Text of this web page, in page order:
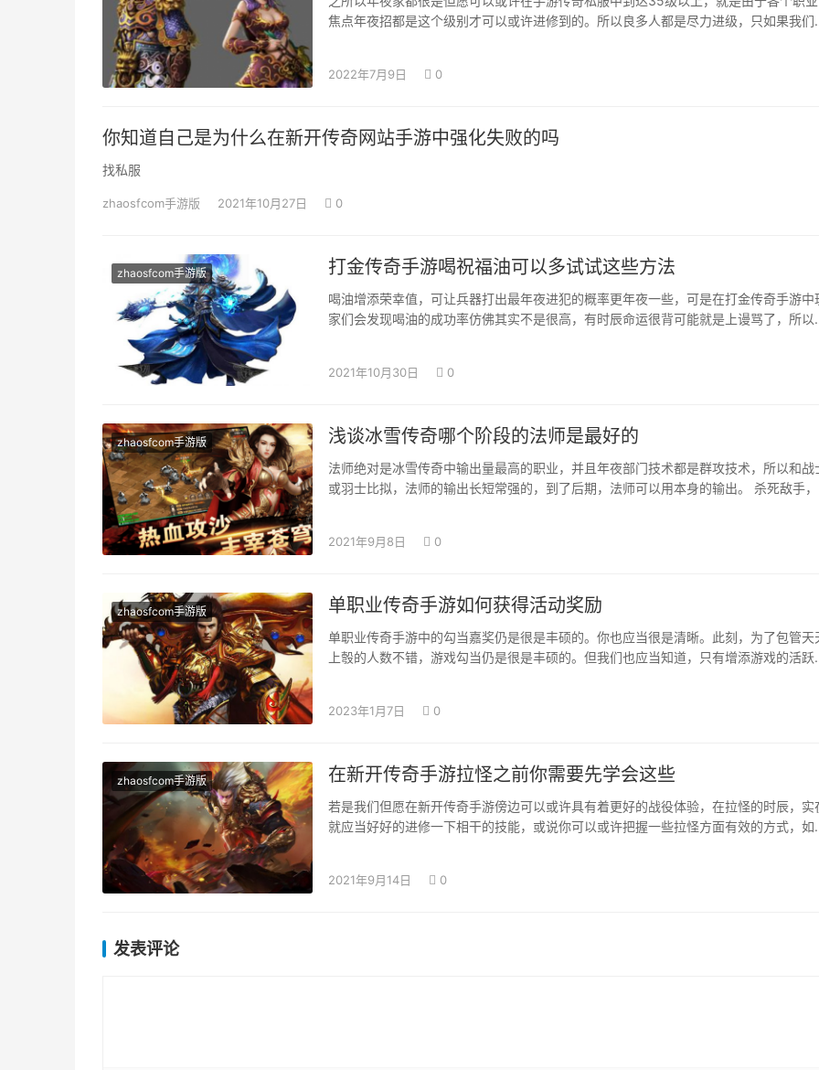
焦点年夜招都是这个级别才可以或许进修到的。所以良多人都是尽力进级，只如果我们
2022年7月9日 0
你知道自己是为什么在新开传奇网站手游中强化失败的吗
找私服
zhaosfcom手游版 2021年10月27日 0
zhaosfcom手游版 打金传奇手游喝祝福油可以多试试这些方法
喝油增添荣幸值，可让兵器打出最年夜进犯的概率更年夜一些，可是在打金传奇手游中
家们会发现喝油的成功率仿佛其实不是很高，有时辰命运很背可能就是上谩骂了，所以
2021年10月30日 0
zhaosfcom手游版 浅谈冰雪传奇哪个阶段的法师是最好的
法师绝对是冰雪传奇中输出量最高的职业，并且年夜部门技术都是群攻技术，所以和战
或羽士比拟，法师的输出长短常强的，到了后期，法师可以用本身的输出。 杀死敌手
2021年9月8日 0
zhaosfcom手游版 单职业传奇手游如何获得活动奖励
单职业传奇手游中的勾当嘉奖仍是很是丰硕的。你也应当很是清晰。此刻，为了包管天
上彀的人数不错，游戏勾当仍是很是丰硕的。但我们也应当知道，只有增添游戏的活跃
2023年1月7日 0
zhaosfcom手游版 在新开传奇手游拉怪之前你需要先学会这些
若是我们但愿在新开传奇手游傍边可以或许具有着更好的战役体验，在拉怪的时辰，实
就应当好好的进修一下相干的技能，或说你可以或许把握一些拉怪方面有效的方式，如
2021年9月14日 0
发表评论